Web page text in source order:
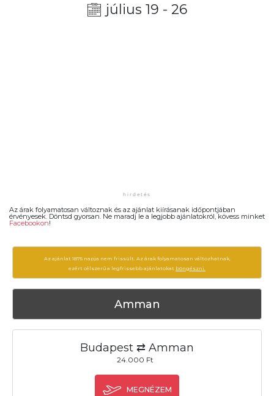
július 19 - 26
Az árak folyamatosan változnak és az ajánlat kiírásanak időpontjában
érvényesek. Döntsd gyorsan. Ne maradj le a legjobb ajánlatokról, kövess minket
Facebookon!
Az ajánlat 1875 napja nem frissült. Az árak folyamatosan változhatnak,
ezért célszerű a legfrissebb ajánlatokat böngészni.
Amman
Budapest ⇄ Amman
24.000 Ft
MEGNÉZEM